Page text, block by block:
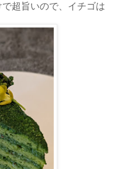
超旨いので、イチゴは